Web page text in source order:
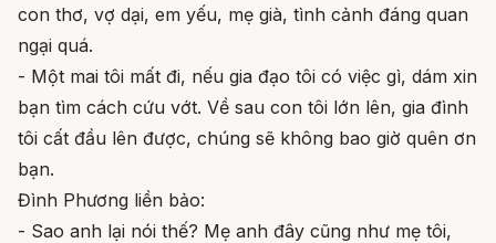
con thơ, vợ dại, em yếu, mẹ già, tình cảnh đáng quan
ngại quá.
- Một mai tôi mất đi, nếu gia đạo tôi có việc gì, dám xin
bạn tìm cách cứu vớt. Về sau con tôi lớn lên, gia đình
tôi cất đầu lên được, chúng sẽ không bao giờ quên ơn
bạn.
Đình Phương liền bảo:
- Sao anh lại nói thế? Mẹ anh đây cũng như mẹ tôi,